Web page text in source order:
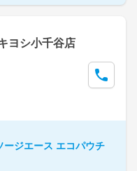
ヨシ小千谷店
ージエース エコパウチ